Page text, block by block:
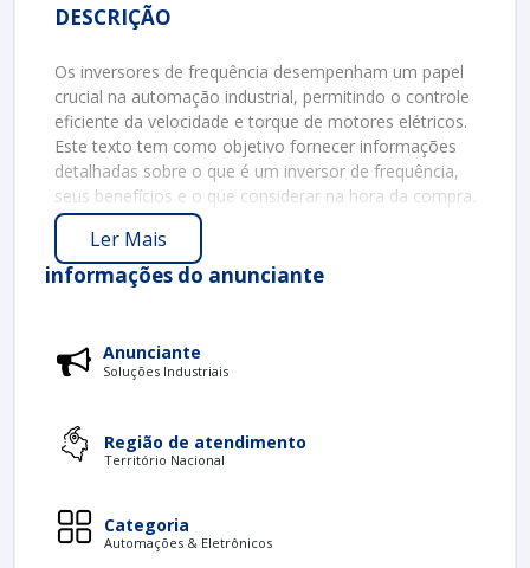
DESCRIÇÃO
Os inversores de frequência desempenham um papel
crucial na automação industrial, permitindo o controle
eficiente da velocidade e torque de motores elétricos.
Este texto tem como objetivo fornecer informações
detalhadas sobre o que é um inversor de frequência,
seus benefícios e o que considerar na hora da compra.
O QUE É UM INVERSOR DE FREQUÊNCIA?
Um inversor de frequência é um dispositivo eletrônico
tensão que alimentam um motor. Essa capacidade de
modulação traz inúmeros benefícios para as
Além disso, o inversor possibilita um melhor
gerenciamento de energia, reduzindo custos
equipamentos são amplamente utilizados em diversas
aplicações, como na indústria de manufatura, HVAC
Ler Mais
informações do anunciante
Anunciante
Soluções Industriais
Região de atendimento
Território Nacional
Categoria
Automações & Eletrônicos